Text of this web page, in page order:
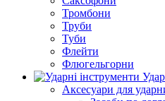
Тромбони
Труби
Туби
Флейти
Флюгельгорни
Аксесуари для